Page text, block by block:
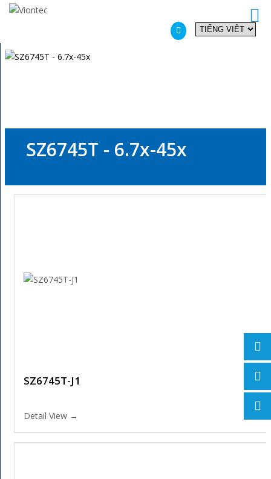
Additionally, paste this code immediately after the opening tag:
SZ6745T - 6.7x-45x
SZ6745T-J1
Detail View →